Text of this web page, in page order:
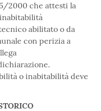
2000 che attesti la
abilitato o da
con perizia a
o inabitabilità deve